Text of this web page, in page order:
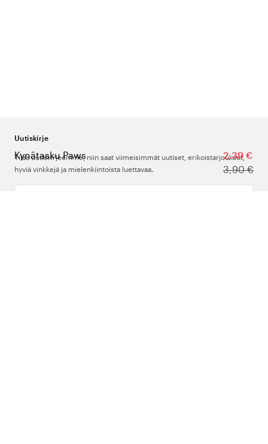
Kynätasku Paws
2,39 €
3,90 €
Uutiskirje
Tilaa uutiskirjeemme, niin saat viimeisimmät uutiset, erikoistarjoukset,
hyviä vinkkejä ja mielenkiintoista luettavaa.
Kirjoita sähköpostiosoitteesi